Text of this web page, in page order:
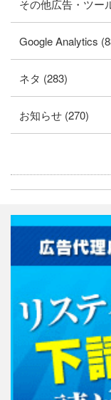
その他広告・ツー
Google Analytics
ネタ (283)
お知らせ (270)